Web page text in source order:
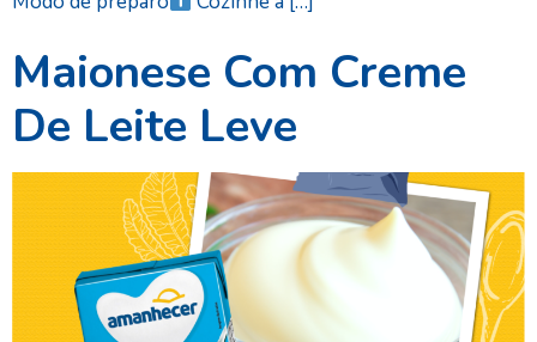
Maionese Com Creme
De Leite Leve